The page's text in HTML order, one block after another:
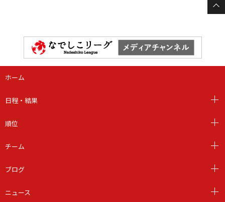
ホーム
日程・結果
順位
チーム
ブログ
ニュース